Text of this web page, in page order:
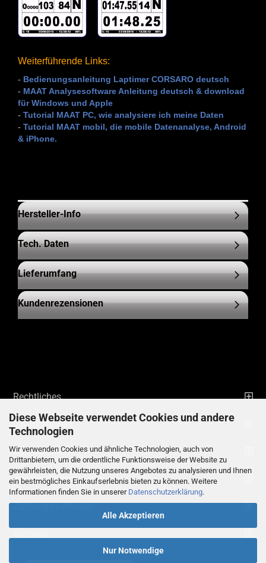
Diese Webseite verwendet Cookies und andere
Technologien
Wir verwenden Cookies und ähnliche Technologien, auch von
Drittanbietern, um die ordentliche Funktionsweise der Website zu
gewährleisten, die Nutzung unseres Angebotes zu analysieren und Ihnen
ein bestmögliches Einkaufserlebnis bieten zu können. Weitere
Informationen finden Sie in unserer Datenschutzerklärung.
Alle Akzeptieren
Nur Notwendige
Weiterführende Links:
- Bedienungsanleitung Laptimer CORSARO deutsch
- MAAT Analysesoftware Anleitung deutsch & download
für Windows und Apple
- Tutorial MAAT PC, wie analysiere ich meine Daten
- Tutorial MAAT mobil, die mobile Datenanalyse, Android
& iPhone.
Hersteller-Info
Tech. Daten
Lieferumfang
Kundenrezensionen
Rechtliches
Informationen
Kontaktdaten
Ihre persönliche Seite
Zahlungsmethoden